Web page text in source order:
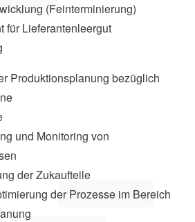
(Feinterminierung)
für Lieferantenleergut
Produktionsplanung bezüglich
und Monitoring von
der Zukaufteile
der Prozesse im Bereich